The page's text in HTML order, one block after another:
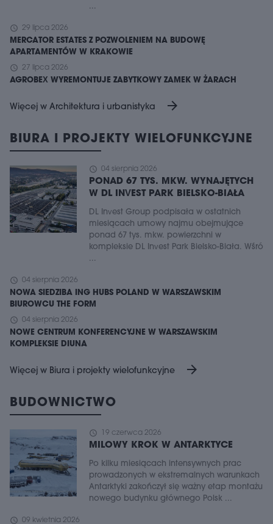
...
schedule 29 lipca 2026
MERCATOR ESTATES Z POZWOLENIEM NA BUDOWĘ
APARTAMENTÓW W KRAKOWIE
schedule 27 lipca 2026
AGROBEX WYREMONTUJE ZABYTKOWY ZAMEK W ŻARACH
Więcej w Architektura i urbanistyka arrow_forward
BIURA I PROJEKTY WIELOFUNKCYJNE
schedule 04 sierpnia 2026
PONAD 67 TYS. MKW. WYNAJĘTYCH
W DL INVEST PARK BIELSKO-BIAŁA
DL Invest Group podpisała w ostatnich
miesiącach umowy najmu obejmujące
ponad 67 tys. mkw. powierzchni w
kompleksie DL Invest Park Bielsko-Biała. Wśró
...
schedule 04 sierpnia 2026
NOWA SIEDZIBA ING HUBS POLAND W WARSZAWSKIM
BIUROWCU THE FORM
schedule 04 sierpnia 2026
NOWE CENTRUM KONFERENCYJNE W WARSZAWSKIM
KOMPLEKSIE DIUNA
Więcej w Biura i projekty wielofunkcyjne arrow_forward
BUDOWNICTWO
schedule 19 czerwca 2026
MILOWY KROK W ANTARKTYCE
Po kilku miesiącach intensywnych prac
prowadzonych w ekstremalnych warunkach
Antarktyki zakończył się ważny etap montażu
nowego budynku głównego Polsk ...
schedule 09 kwietnia 2026